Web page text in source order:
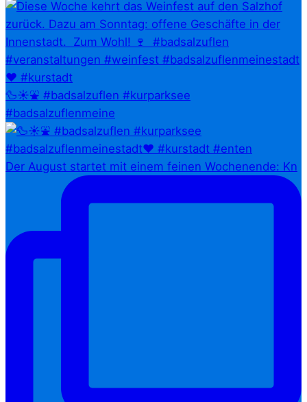
🦆☀️⛲ #badsalzuflen #kurparksee
#badsalzuflenmeine
Der August startet mit einem feinen Wochenende: Kn